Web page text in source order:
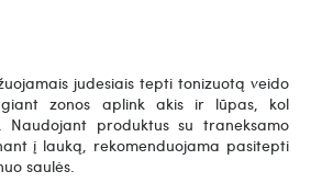
judesiais tepti tonizuotą veido
zonos aplink akis ir lūpas, kol
Naudojant produktus su traneksamo
į lauką, rekomenduojama pasitepti
saulės.